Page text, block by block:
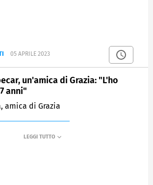
05 APRILE 2023
un'amica di Grazia: "L'ho
anni"
amica di Grazia